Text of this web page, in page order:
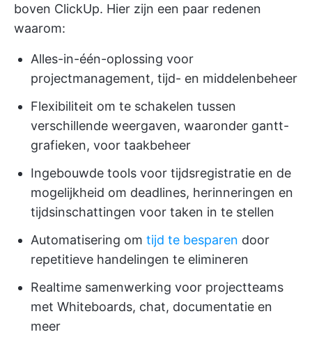
boven ClickUp. Hier zijn een paar redenen
waarom:
Alles-in-één-oplossing voor
projectmanagement, tijd- en middelenbeheer
Flexibiliteit om te schakelen tussen
verschillende weergaven, waaronder gantt-
grafieken, voor taakbeheer
Ingebouwde tools voor tijdsregistratie en de
mogelijkheid om deadlines, herinneringen en
tijdsinschattingen voor taken in te stellen
Automatisering om tijd te besparen door
repetitieve handelingen te elimineren
Realtime samenwerking voor projectteams
met Whiteboards, chat, documentatie en
meer